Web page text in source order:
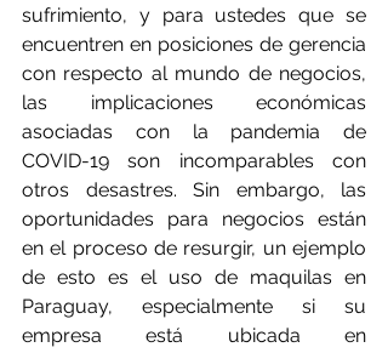
sufrimiento, y para ustedes que se
encuentren en posiciones de gerencia
con respecto al mundo de negocios,
las implicaciones económicas
asociadas con la pandemia de
COVID-19 son incomparables con
otros desastres. Sin embargo, las
oportunidades para negocios están
en el proceso de resurgir, un ejemplo
de esto es el uso de maquilas en
Paraguay, especialmente si su
empresa está ubicada en